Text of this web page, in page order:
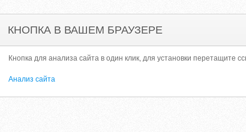
КНОПКА В ВАШЕМ БРАУЗЕРЕ
Кнопка для анализа сайта в один клик, для установки перетащите
Анализ сайта